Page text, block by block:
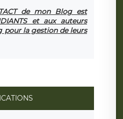
de mon Blog est
et aux auteurs
pour la gestion de leurs